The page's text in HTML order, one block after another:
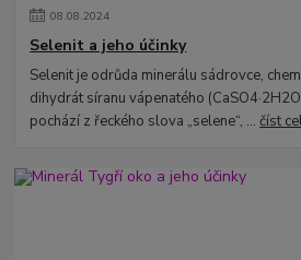
08.08.2024
Selenit a jeho účinky
Selenit je odrůda minerálu sádrovce,
dihydrát síranu vápenatého
pochází z řeckého slova „selene“, ...číst